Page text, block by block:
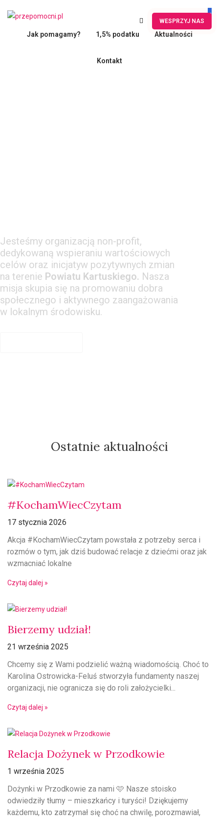
Jak pomagamy? 1,5% podatku Aktualności
Kontakt
WESPRZYJ NAS
Jesteśmy organizacją non-profit,
dedykowaną wspieraniu wartościowych
celów oraz inicjatyw pozytywnych zmian
na terenie Powiatu Kartuskiego. Nasza
misja skupia się na promowaniu dobra
społecznego i aktywnego zaangażowania
w lokalnym środowisku.
Ostatnie aktualności
#KochamWiecCzytam
17 stycznia 2026
Akcja #KochamWiecCzytam powstała z potrzeby serca i
rozmów o tym, jak dziś budować relacje z dziećmi oraz jak
wzmacniać lokalne
Czytaj dalej »
Bierzemy udział!
21 września 2025
Chcemy się z Wami podzielić ważną wiadomością. Choć to
Karolina Ostrowicka-Feluś stworzyła fundamenty naszej
organizacji, nie ogranicza się do roli założycielki...
Czytaj dalej »
Relacja Dożynek w Przodkowie
1 września 2025
Dożynki w Przodkowie za nami 🩷 Nasze stoisko
odwiedziły tłumy – mieszkańcy i turyści! Dziękujemy
każdemu, kto zatrzymał się choć na chwilę, porozmawiał,